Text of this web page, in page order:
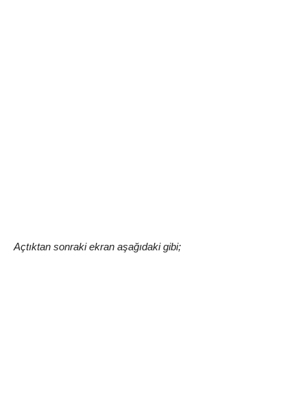
Açtıktan sonraki ekran aşağıdaki gibi;